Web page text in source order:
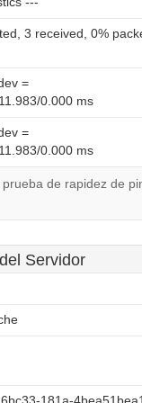
3 received, 0%
=
0.000 ms
=
0.000 ms
de rapidez de
Servidor